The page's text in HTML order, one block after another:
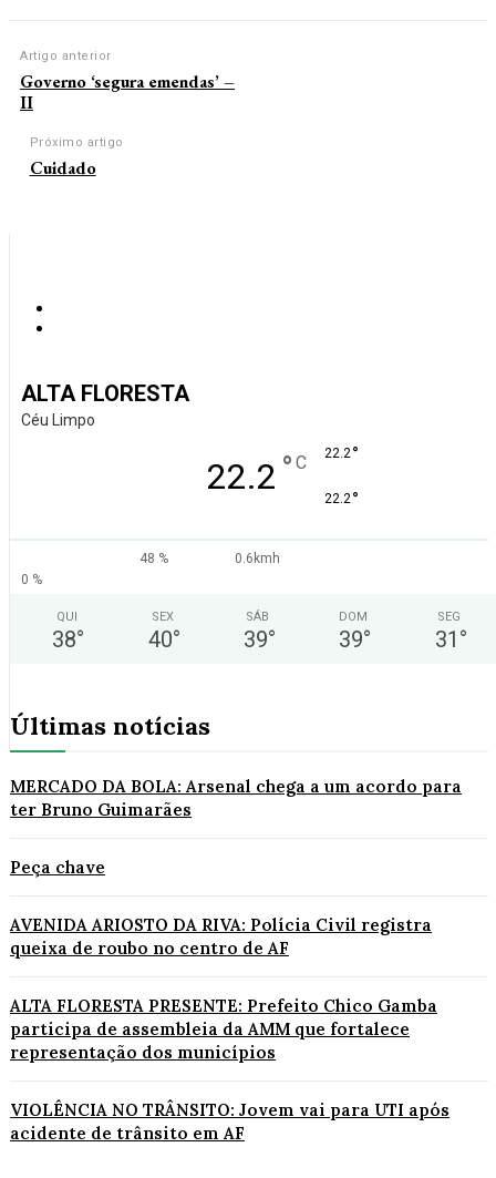
Artigo anterior
Governo ‘segura emendas’ –
II
Próximo artigo
Cuidado
ALTA FLORESTA
Céu Limpo
22.2 ° C 22.2°
22.2°
48 %
0.6kmh
0 %
QUI
38°
SEX
40°
SÁB
39°
DOM
39°
SEG
31 °
Últimas notícias
MERCADO DA BOLA: Arsenal chega a um acordo para
ter Bruno Guimarães
Peça chave
AVENIDA ARIOSTO DA RIVA: Polícia Civil registra
queixa de roubo no centro de AF
ALTA FLORESTA PRESENTE: Prefeito Chico Gamba
participa de assembleia da AMM que fortalece
representação dos municípios
VIOLÊNCIA NO TRÂNSITO: Jovem vai para UTI após
acidente de trânsito em AF